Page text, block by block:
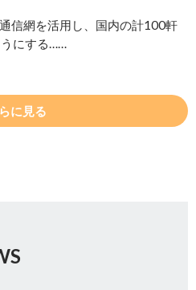
信網を活用し、国内の計100軒
にする……
に見る